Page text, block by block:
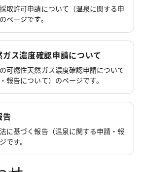
取許可申請について（温泉に関する申
ページです。
ス濃度確認申請について
可燃性天然ガス濃度確認申請について
報告について）のページです。
告
に基づく報告（温泉に関する申請・報
です。